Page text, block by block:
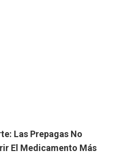
Las Prepagas No
El Medicamento Más